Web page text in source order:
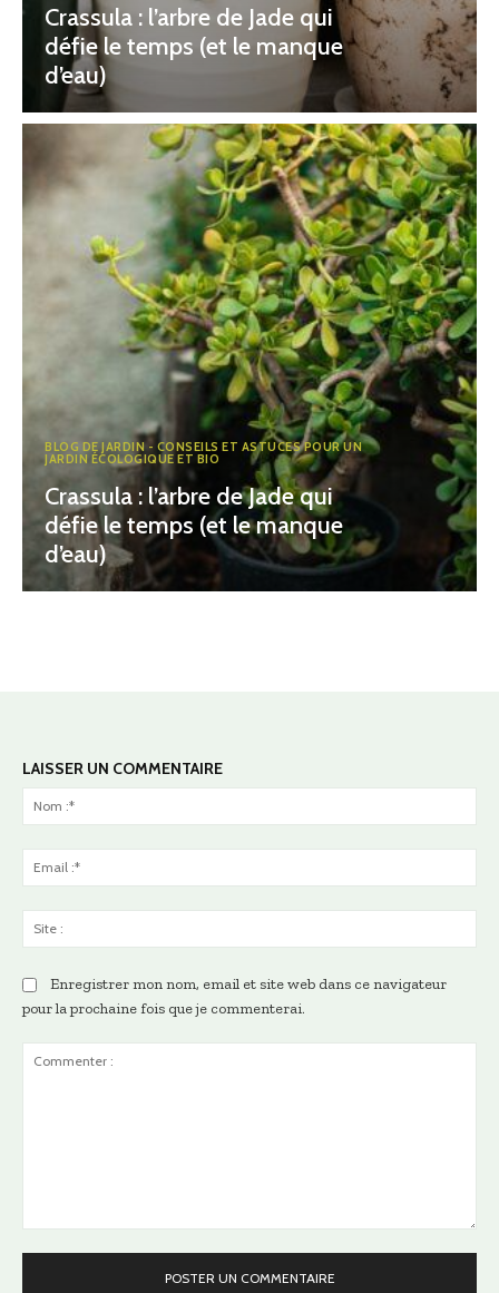
Crassula : l’arbre de Jade qui
défie le temps (et le manque
d’eau)
BLOG DE JARDIN - CONSEILS ET ASTUCES POUR UN
JARDIN ÉCOLOGIQUE ET BIO
Crassula : l’arbre de Jade qui
défie le temps (et le manque
d’eau)
LAISSER UN COMMENTAIRE
Enregistrer mon nom, email et site web dans ce navigateur
pour la prochaine fois que je commenterai.